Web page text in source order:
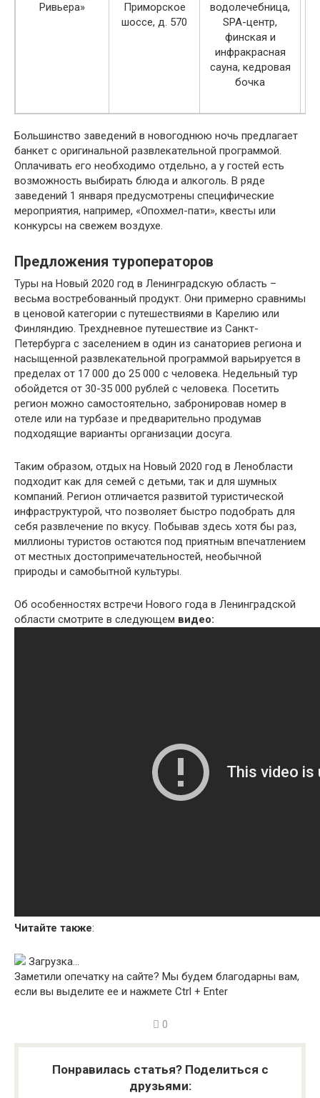
Ривьера»
Приморское
шоссе, д. 570
водолечебница,
SPA-центр,
финская и
инфракрасная
сауна, кедровая
бочка
Большинство заведений в новогоднюю ночь предлагает
банкет с оригинальной развлекательной программой.
Оплачивать его необходимо отдельно, а у гостей есть
возможность выбирать блюда и алкоголь. В ряде
заведений 1 января предусмотрены специфические
мероприятия, например, «Опохмел-пати», квесты или
конкурсы на свежем воздухе.
Предложения туроператоров
Туры на Новый 2020 год в Ленинградскую область –
весьма востребованный продукт. Они примерно сравнимы
в ценовой категории с путешествиями в Карелию или
Финляндию. Трехдневное путешествие из Санкт-
Петербурга с заселением в один из санаториев региона и
насыщенной развлекательной программой варьируется в
пределах от 17 000 до 25 000 с человека. Недельный тур
обойдется от 30-35 000 рублей с человека. Посетить
регион можно самостоятельно, забронировав номер в
отеле или на турбазе и предварительно продумав
подходящие варианты организации досуга.
Таким образом, отдых на Новый 2020 год в Ленобласти
подходит как для семей с детьми, так и для шумных
компаний. Регион отличается развитой туристической
инфраструктурой, что позволяет быстро подобрать для
себя развлечение по вкусу. Побывав здесь хотя бы раз,
миллионы туристов остаются под приятным впечатлением
от местных достопримечательностей, необычной
природы и самобытной культуры.
Об особенностях встречи Нового года в Ленинградской
области смотрите в следующем видео:
Читайте также:
Загрузка…
Заметили опечатку на сайте? Мы будем благодарны вам,
если вы выделите ее и нажмете Ctrl + Enter
0
Понравилась статья? Поделиться с
друзьями: